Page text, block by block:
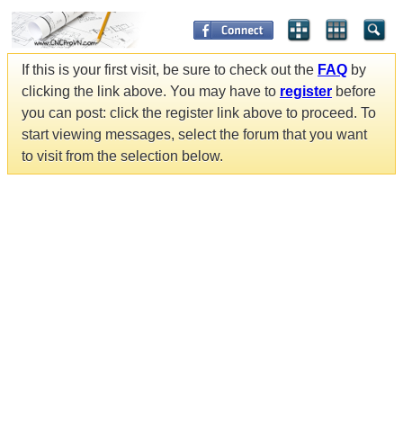
If this is your first visit, be sure to check out the FAQ by
clicking the link above. You may have to register before
you can post: click the register link above to proceed. To
start viewing messages, select the forum that you want
to visit from the selection below.